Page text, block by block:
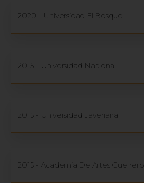
2020 - Universidad El Bosque
2015 - Universidad Nacional
2015 - Universidad Javeriana
2015 - Academia De Artes Guerrero